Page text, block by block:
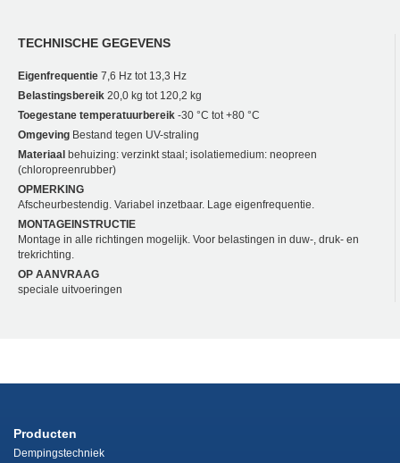
TECHNISCHE GEGEVENS
Eigenfrequentie 7,6 Hz tot 13,3 Hz
Belastingsbereik 20,0 kg tot 120,2 kg
Toegestane temperatuurbereik -30 °C tot +80 °C
Omgeving Bestand tegen UV-straling
Materiaal behuizing: verzinkt staal; isolatiemedium: neopreen
(chloropreenrubber)
OPMERKING
Afscheurbestendig. Variabel inzetbaar. Lage eigenfrequentie.
MONTAGEINSTRUCTIE
Montage in alle richtingen mogelijk. Voor belastingen in duw-, druk- en
trekrichting.
OP AANVRAAG
speciale uitvoeringen
Producten
Dempingstechniek